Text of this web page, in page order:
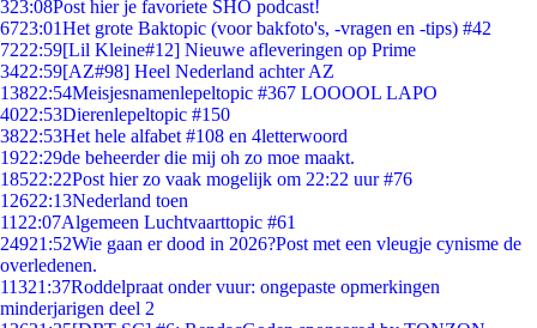
323:08Post hier je favoriete SHO podcast!
6723:01Het grote Baktopic (voor bakfoto's, -vragen en -tips) #42
7222:59[Lil Kleine#12] Nieuwe afleveringen op Prime
3422:59[AZ#98] Heel Nederland achter AZ
13822:54Meisjesnamenlepeltopic #367 LOOOOL LAPO
4022:53Dierenlepeltopic #150
3822:53Het hele alfabet #108 en 4letterwoord
1922:29de beheerder die mij oh zo moe maakt.
18522:22Post hier zo vaak mogelijk om 22:22 uur #76
12622:13Nederland toen
11 22:07Algemeen Luchtvaarttopic #61
24921:52Wie gaan er dood in 2026?Post met een vleugje cynisme de
overledenen.
11321:37Roddelpraat onder vuur: ongepaste opmerkingen
minderjarigen deel 2